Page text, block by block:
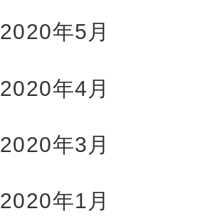
2020年5月
2020年4月
2020年3月
2020年1月